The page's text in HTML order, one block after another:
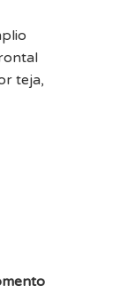
teja,